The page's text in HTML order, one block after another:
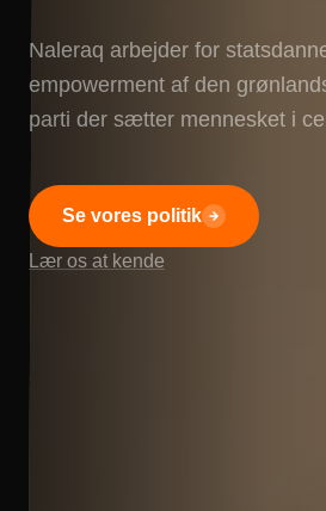
Naleraq arbejder for
empowerment af den
parti der sætter mennesket i
Se vores politik
Lær os at kende